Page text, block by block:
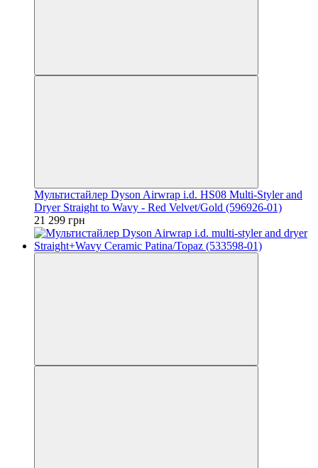
Мультистайлер Dyson Airwrap i.d. HS08 Multi-Styler and
Dryer Straight to Wavy - Red Velvet/Gold (596926-01)
21 299 грн